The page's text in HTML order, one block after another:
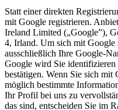
Statt einer direkten
mit Google registrieren.
Ireland Limited („Google”),
4, Irland. Um sich mit Google
ausschließlich Ihre Google-
Google wird Sie identifizieren
bestätigen. Wenn Sie sich mit
möglich bestimmte
Ihr Profil bei uns zu
das sind, entscheiden Sie im